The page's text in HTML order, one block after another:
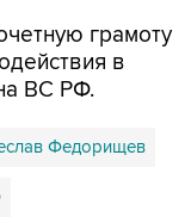
грамоту
в
ВС РФ.
Федорищев